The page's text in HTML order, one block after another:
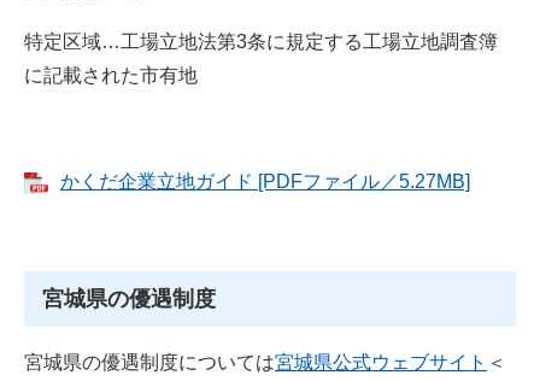
特定区域…工場立地法第3条に規定する工場立地調査簿
に記載された市有地
かくだ企業立地ガイド [PDFファイル／5.27MB]
宮城県の優遇制度
宮城県の優遇制度については宮城県公式ウェブサイト ＜